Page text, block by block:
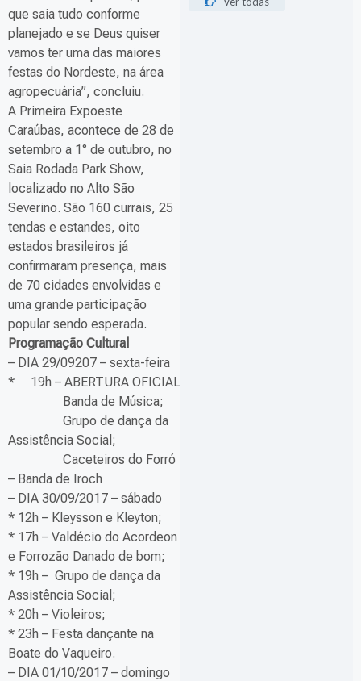
que saia tudo conforme
planejado e se Deus quiser
vamos ter uma das maiores
festas do Nordeste, na área
agropecuária”, concluiu.
A Primeira Expoeste
Caraúbas, acontece de 28 de
setembro a 1° de outubro, no
Saia Rodada Park Show,
localizado no Alto São
Severino. São 160 currais, 25
tendas e estandes, oito
estados brasileiros já
confirmaram presença, mais
de 70 cidades envolvidas e
uma grande participação
popular sendo esperada.
Programação Cultural
– DIA 29/09207 – sexta-feira
* 19h – ABERTURA OFICIAL
Banda de Música;
Grupo de dança da
Assistência Social;
Caceteiros do Forró
– Banda de Iroch
– DIA 30/09/2017 – sábado
* 12h – Kleysson e Kleyton;
* 17h – Valdécio do Acordeon
e Forrozão Danado de bom;
* 19h – Grupo de dança da
Assistência Social;
* 20h – Violeiros;
* 23h – Festa dançante na
Boate do Vaqueiro.
– DIA 01/10/2017 – domingo